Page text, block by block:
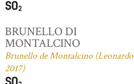
BRUNELLO DI
MONTALCINO
Brunello de Montalcino (Leonardo
2017)